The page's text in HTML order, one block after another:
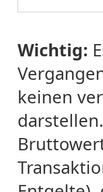
Wichtig:
keinen